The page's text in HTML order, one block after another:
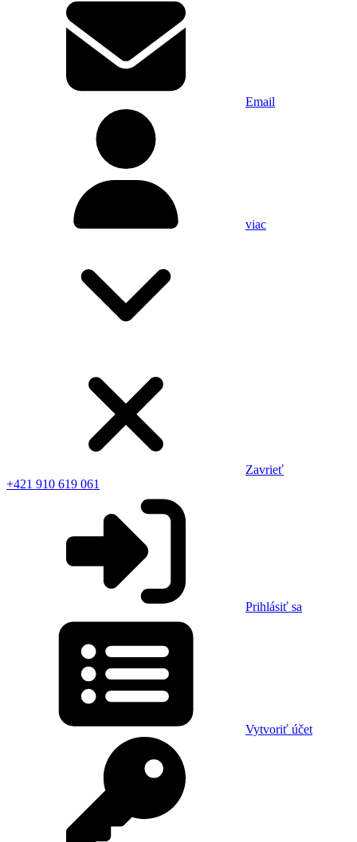
Email
viac
Zavrieť
+421 910 619 061
Prihlásiť sa
Vytvoriť účet